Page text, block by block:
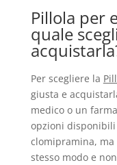
Pillola per
quale
Per scegliere la
giusta e
medico o un
opzioni
clomipramina,
stesso modo e